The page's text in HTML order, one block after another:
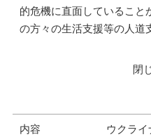
的危機に直面していること
の方々の生活支援等の人道
閉
内容
ウクラ